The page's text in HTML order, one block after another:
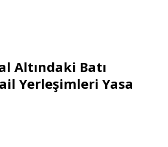
Altındaki Batı
Yerleşimleri Yasa